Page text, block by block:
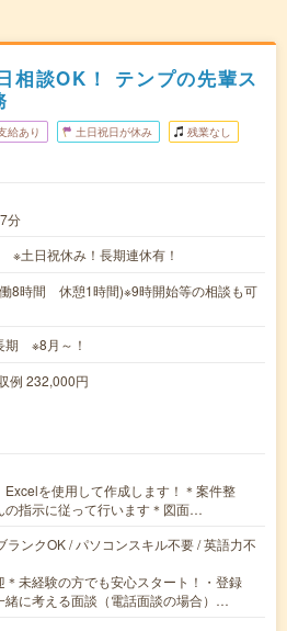
相談OK！ テンプの先輩ス
給あり 土日祝日が休み 残業なし
分
※土日祝休み！長期連休有！
8時間 休憩1時間)※9時開始等の相談も可
期 ※8月～！
例 232,000円
を使用して作成します！＊案件整
示に従って行います＊図面…
ランクOK / パソコンスキル不要 / 英語力不
＊未経験の方でも安心スタート！・登録
緒に考える面談（電話面談の場合）…